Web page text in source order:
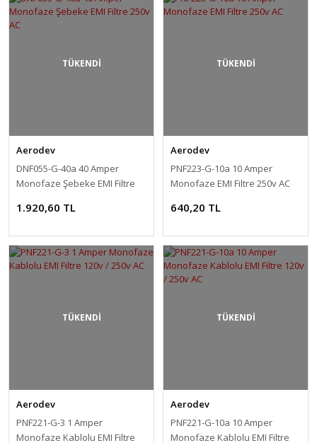
TÜKENDİ
Aerodev
DNF055-G-40a 40 Amper
Monofaze Şebeke EMI Filtre
1.920,60 TL
TÜKENDİ
Aerodev
PNF223-G-10a 10 Amper
Monofaze EMI Filtre 250v AC
640,20 TL
TÜKENDİ
Aerodev
PNF221-G-3 1 Amper
Monofaze Kablolu EMI Filtre
TÜKENDİ
Aerodev
PNF221-G-10a 10 Amper
Monofaze Kablolu EMI Filtre